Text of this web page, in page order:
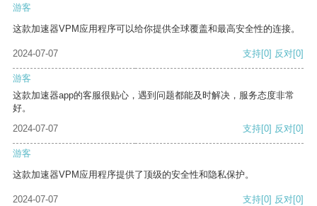
游客
这款加速器VPM应用程序可以给你提供全球覆盖和最高安全性的连接。
2024-07-07 支持[0] 反对[0]
游客
这款加速器app的客服很贴心，遇到问题都能及时解决，服务态度非常
好。
2024-07-07
支持[0] 反对[0]
游客
这款加速器VPM应用程序提供了顶级的安全性和隐私保护。
2024-07-07 支持[0] 反对[0]